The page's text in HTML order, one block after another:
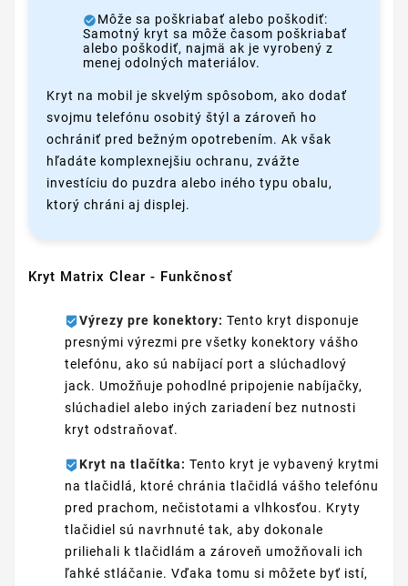
Môže sa poškriabať alebo poškodiť:
Samotný kryt sa môže časom poškriabať
alebo poškodiť, najmä ak je vyrobený z
menej odolných materiálov.
Kryt na mobil je skvelým spôsobom, ako dodať
svojmu telefónu osobitý štýl a zároveň ho
ochrániť pred bežným opotrebením. Ak však
hľadáte komplexnejšiu ochranu, zvážte
investíciu do puzdra alebo iného typu obalu,
ktorý chráni aj displej.
Kryt Matrix Clear - Funkčnosť
Výrezy pre konektory: Tento kryt disponuje
presnými výrezmi pre všetky konektory vášho
telefónu, ako sú nabíjací port a slúchadlový
jack. Umožňuje pohodlné pripojenie nabíjačky,
slúchadiel alebo iných zariadení bez nutnosti
kryt odstraňovať.
Kryt na tlačítka: Tento kryt je vybavený krytmi
na tlačidlá, ktoré chránia tlačidlá vášho telefónu
pred prachom, nečistotami a vlhkosťou. Kryty
tlačidiel sú navrhnuté tak, aby dokonale
priliehali k tlačidlám a zároveň umožňovali ich
ľahké stláčanie. Vďaka tomu si môžete byť istí,